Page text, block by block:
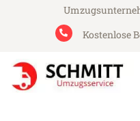
Kostenlose